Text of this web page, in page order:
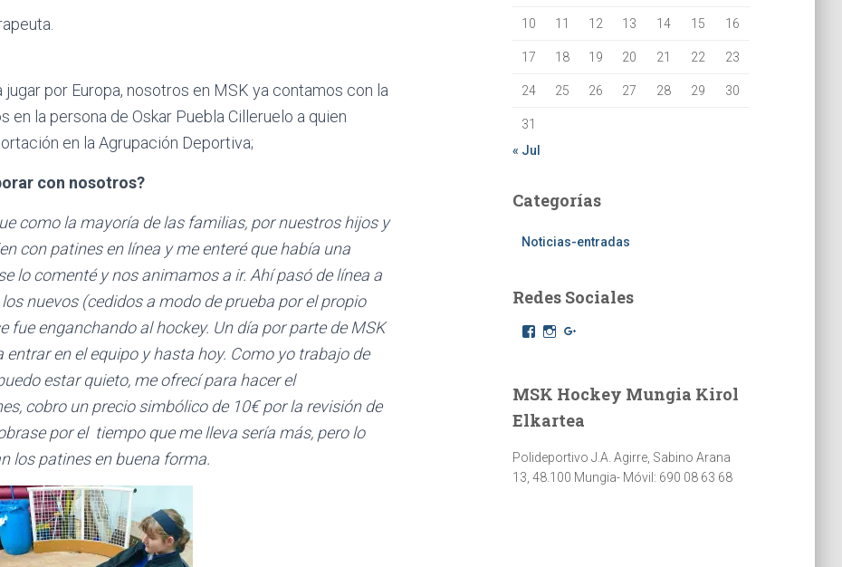
por Europa, nosotros en MSK ya contamos con la
la persona de Oskar Puebla Cilleruelo a quien
en la Agrupación Deportiva;
con nosotros?
como la mayoría de las familias, por nuestros hijos y
con patines en línea y me enteré que había una
lo comenté y nos animamos a ir. Ahí pasó de línea a
nuevos (cedidos a modo de prueba por el propio
fue enganchando al hockey. Un día por parte de MSK
en el equipo y hasta hoy. Como yo trabajo de
estar quieto, me ofrecí para hacer el
cobro un precio simbólico de 10€ por la revisión de
por el tiempo que me lleva sería más, pero lo
los patines en buena forma.
10 11 12 13 14 15 16
17 18 19 20 21 22 23
24 25 26 27 28 29 30
31
« Jul
Categorías
Noticias-entradas
Redes Sociales
F
b
o
o
I
a
g
r
l
e
+
MSK Hockey Mungia Kirol
Elkartea
Polideportivo J.A. Agirre, Sabino Arana
13, 48.100 Mungia- Móvil: 690 08 63 68